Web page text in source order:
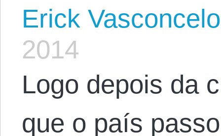
Erick
2014
Logo depois da
que o país